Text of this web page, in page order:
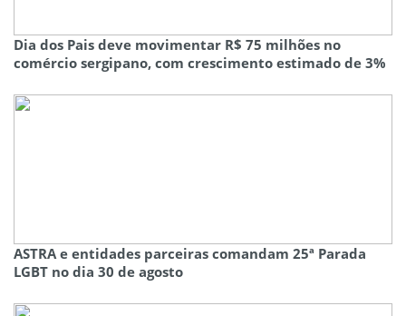
Dia dos Pais deve movimentar R$ 75 milhões no
comércio sergipano, com crescimento estimado de 3%
ASTRA e entidades parceiras comandam 25ª Parada
LGBT no dia 30 de agosto